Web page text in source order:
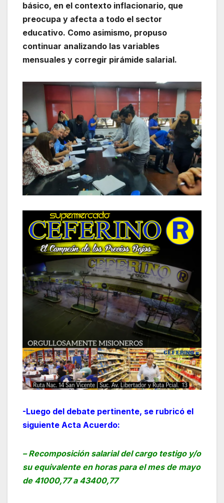
básico, en el contexto inflacionario, que
preocupa y afecta a todo el sector
educativo. Como asimismo, propuso
continuar analizando las variables
mensuales y corregir pirámide salarial.
-Luego del debate pertinente, se rubricó el
siguiente Acta Acuerdo:
– Recomposición salarial del cargo testigo y/o
su equivalente en horas para el mes de mayo
de 41000,77 a 43400,77